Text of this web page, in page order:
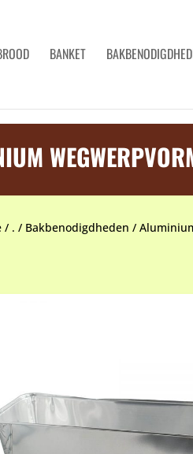
BANKET
/ . / Bakbenodigdheden /